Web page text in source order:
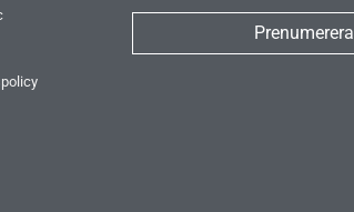
Prenumerera